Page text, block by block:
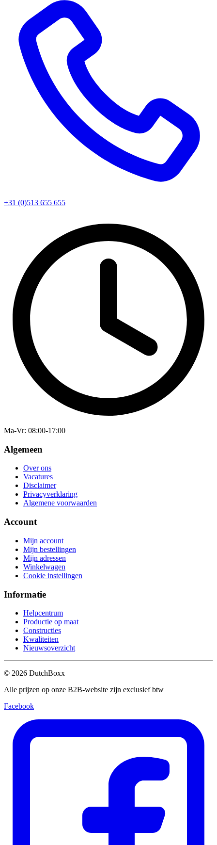
+31 (0)513 655 655
Ma-Vr: 08:00-17:00
Algemeen
Over ons
Vacatures
Disclaimer
Privacyverklaring
Algemene voorwaarden
Account
Mijn account
Mijn bestellingen
Mijn adressen
Winkelwagen
Cookie instellingen
Informatie
Helpcentrum
Productie op maat
Constructies
Kwaliteiten
Nieuwsoverzicht
© 2026 DutchBoxx
Alle prijzen op onze B2B-website zijn exclusief btw
Facebook